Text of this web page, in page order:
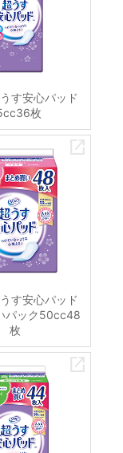
す安心パッド
枚
す安心パッド
パック50cc48
枚